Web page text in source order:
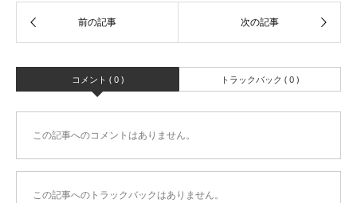
コメント ( 0 ) トラックバック ( 0 )
この記事へのコメントはありません。
この記事へのトラックバックはありません。